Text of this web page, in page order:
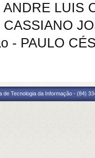
LUIS
- PAULO
de Tecnologia da Informação - (84)